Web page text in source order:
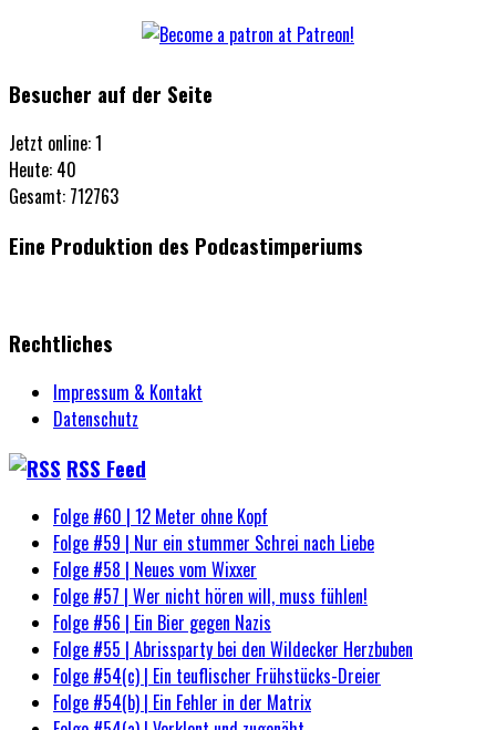
Besucher auf der Seite
Jetzt online: 1
Heute: 40
Gesamt: 712763
Eine Produktion des Podcastimperiums
Rechtliches
Impressum & Kontakt
Datenschutz
RSS Feed
Folge #60 | 12 Meter ohne Kopf
Folge #59 | Nur ein stummer Schrei nach Liebe
Folge #58 | Neues vom Wixxer
Folge #57 | Wer nicht hören will, muss fühlen!
Folge #56 | Ein Bier gegen Nazis
Folge #55 | Abrissparty bei den Wildecker Herzbuben
Folge #54(c) | Ein teuflischer Frühstücks-Dreier
Folge #54(b) | Ein Fehler in der Matrix